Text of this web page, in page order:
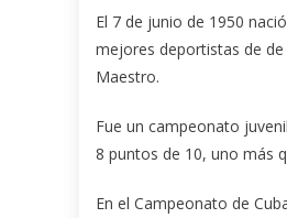
El 7 de junio de 1950
mejores deportistas de
Maestro.
Fue un campeonato
8 puntos de 10, uno más
En el Campeonato de